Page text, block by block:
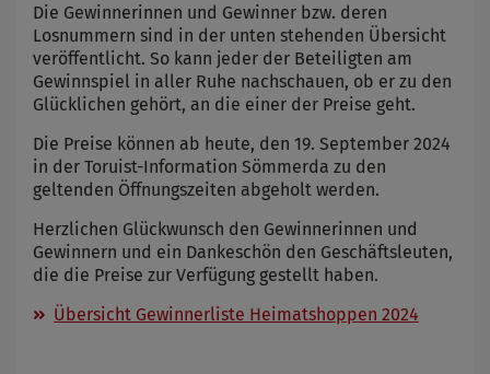
Die Gewinnerinnen und Gewinner bzw. deren
Losnummern sind in der unten stehenden Übersicht
veröffentlicht. So kann jeder der Beteiligten am
Gewinnspiel in aller Ruhe nachschauen, ob er zu den
Glücklichen gehört, an die einer der Preise geht.
Die Preise können ab heute, den 19. September 2024
in der Toruist-Information Sömmerda zu den
geltenden Öffnungszeiten abgeholt werden.
Herzlichen Glückwunsch den Gewinnerinnen und
Gewinnern und ein Dankeschön den Geschäftsleuten,
die die Preise zur Verfügung gestellt haben.
Übersicht Gewinnerliste Heimatshoppen 2024